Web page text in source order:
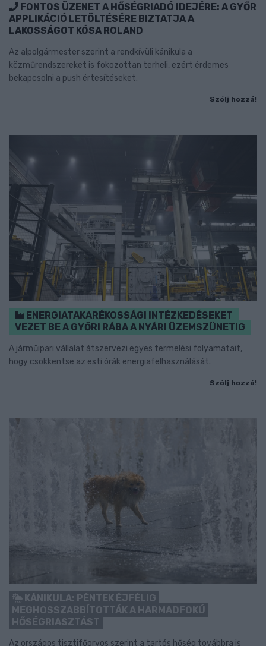
FONTOS ÜZENET A HŐSÉGRIADÓ IDEJÉRE: A GYŐR
APPLIKÁCIÓ LETÖLTÉSÉRE BIZTATJA A
LAKOSSÁGOT KÓSA ROLAND
Az alpolgármester szerint a rendkívüli kánikula a
közműrendszereket is fokozottan terheli, ezért érdemes
bekapcsolni a push értesítéseket.
Szólj hozzá!
ENERGIATAKARÉKOSSÁGI INTÉZKEDÉSEKET
VEZET BE A GYŐRI RÁBA A NYÁRI ÜZEMSZÜNETIG
A járműipari vállalat átszervezi egyes termelési folyamatait,
hogy csökkentse az esti órák energiafelhasználását.
Szólj hozzá!
KÁNIKULA: PÉNTEK ÉJFÉLIG
MEGHOSSZABBÍTOTTÁK A HARMADFOKÚ
HŐSÉGRIASZTÁST
Az országos tisztifőorvos szerint a tartós hőség továbbra is